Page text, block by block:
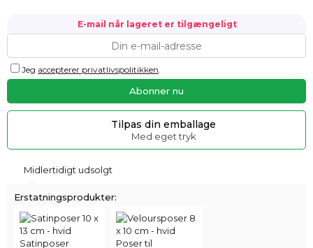
E-mail når lageret er tilgængeligt
Jeg accepterer privatlivspolitikken
Tilpas din emballage
Med eget tryk
Midlertidigt udsolgt
Erstatningsprodukter: